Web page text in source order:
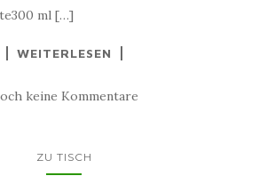
ml […]
WEITERLESEN
keine Kommentare
ZU TISCH